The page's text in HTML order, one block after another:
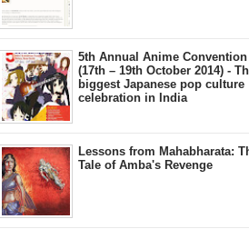
5th Annual A​nime Convention
(17th – 19th October 2014) -
biggest Japanese pop culture
celebration in India
Lessons from Mahabharata:
Tale of Amba's Revenge